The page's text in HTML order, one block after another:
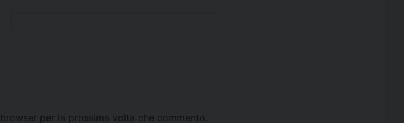
per la prossima volta che commento.